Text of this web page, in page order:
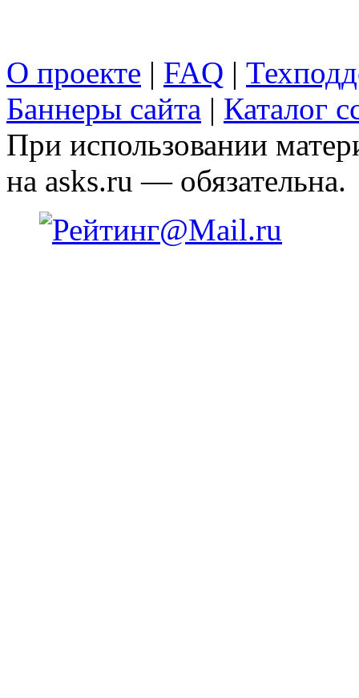
О проекте | FAQ |
Баннеры сайта | Каталог
При использовании
на asks.ru — обязательна.